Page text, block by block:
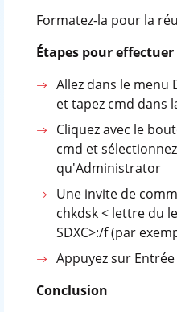
Formatez-la pour la
Étapes pour
Allez dans le menu
et tapez cmd dans
Cliquez avec le
cmd et
qu'Administrator
Une invite de
chkdsk < lettre du
SDXC>:/f (par
Appuyez sur Entrée
Conclusion